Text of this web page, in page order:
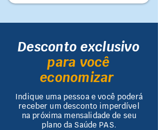
Desconto exclusivo
para você
economizar
Indique uma pessoa e você poderá
receber um desconto imperdível
na próxima mensalidade de seu
plano da Saúde PAS.